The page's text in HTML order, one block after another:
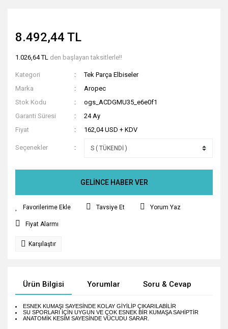
8.492,44 TL
1.026,64 TL den başlayan taksitlerle!!
Kategori
Tek Parça Elbiseler
Marka
Aropec
Stok Kodu
ogs_ACDGMU35_e6e0f1
Garanti Süresi
24 Ay
Fiyat
162,04 USD + KDV
Seçenekler
GELİNCE HABER VER
Tavsiye Et Yorum Yaz
Fiyat Alarmı
Karşılaştır
Ürün Bilgisi Yorumlar Soru & Cevap
ESNEK KUMAŞI SAYESİNDE KOLAY GİYİLİP ÇIKARILABİLİR
SU SPORLARI İÇİN UYGUN VE ÇOK ESNEK BİR KUMAŞA SAHİPTİR
ANATOMİK KESİM SAYESİNDE VÜCUDU SARAR.